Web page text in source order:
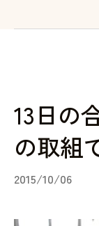
13日の
の取組
2015/10/06